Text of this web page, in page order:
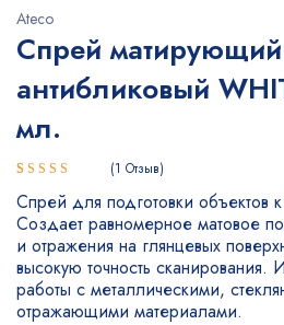
Ateco
Спрей матирующий
антибликовый
мл.
Рейтинг
5.00из 5
на основе
опроса
1
пользователя
1 Отзыв
Спрей для подготовки объектов
Создает равномерное матовое
и отражения на глянцевых
высокую точность
работы с металлическими,
отражающими материалами.